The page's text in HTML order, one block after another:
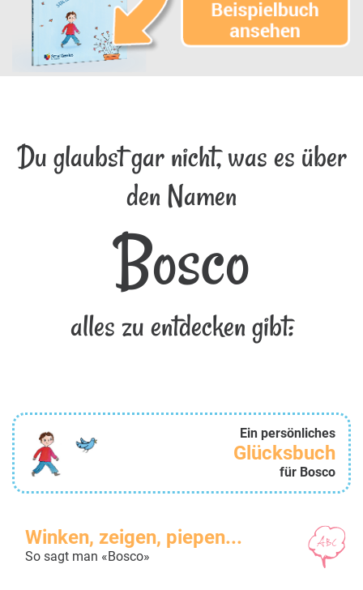
Du glaubst gar nicht, was es über
den Namen
Bosco
alles zu entdecken gibt:
Ein persönliches
Glücksbuch
für Bosco
Winken, zeigen, piepen...
So sagt man «Bosco»